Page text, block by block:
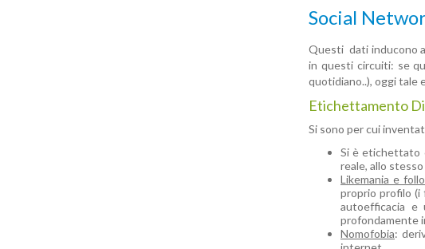
Social
Questi dati inducono
in questi circuiti: se
quotidiano..), oggi tale
Etichettamento
Si sono per cui
Si è etichettato
reale, allo
Likemania e
proprio profilo (i
autoefficacia
profondamente
Nomofobia: